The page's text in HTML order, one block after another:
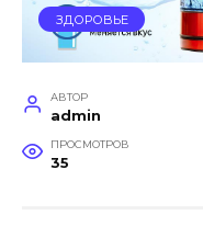
ЗДОРОВЬЕ
АВТОР
admin
ПРОСМОТРОВ
35